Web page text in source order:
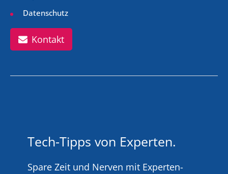
Datenschutz
Kontakt
Tech-Tipps von Experten.
Spare Zeit und Nerven mit Experten-